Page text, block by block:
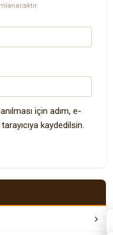
için adım, e-
kaydedilsin.